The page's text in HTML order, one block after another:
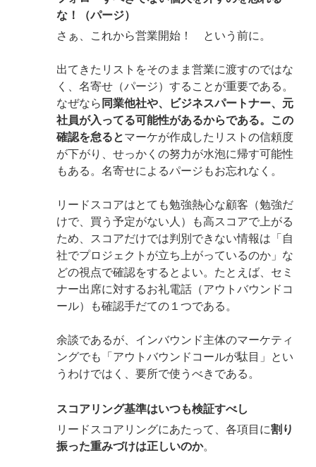
な！（パージ）
さぁ、これから営業開始！ という前に。
出てきたリストをそのまま営業に渡すのではな
く、名寄せ（パージ）することが重要である。
なぜなら 同業他社や、ビジネスパートナー、元
社員が入ってる可能性があるからである。この
確認を怠るとマーケが作成したリストの信頼度
が下がり、せっかくの努力が水泡に帰す可能性
もある。名寄せによるパージもお忘れなく。
リードスコアはとても勉強熱心な顧客（勉強だ
けで、買う予定がない人）も高スコアで上がる
ため、スコアだけでは判別できない情報は「自
社でプロジェクトが立ち上がっているのか」な
どの視点で確認をするとよい。たとえば、セミ
ナー出席に対するお礼電話（アウトバウンドコ
ール）も確認手だての１つである。
余談であるが、インバウンド主体のマーケティ
ングでも「アウトバウンドコールが駄目」とい
うわけではく、要所で使うべきである。
スコアリング基準はいつも検証すべし
リードスコアリングにあたって、各項目に割り
振った重みづけは正しいのか。